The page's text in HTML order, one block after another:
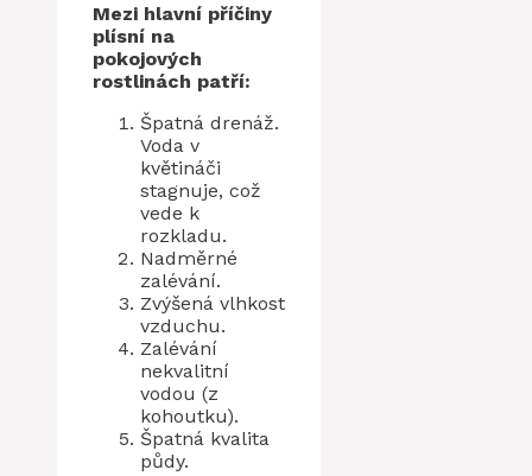
Mezi hlavní příčiny
plísní na
pokojových
rostlinách patří:
Špatná drenáž.
Voda v
květináči
stagnuje, což
vede k
rozkladu.
Nadměrné
zalévání.
Zvýšená vlhkost
vzduchu.
Zalévání
nekvalitní
vodou (z
kohoutku).
Špatná kvalita
půdy.